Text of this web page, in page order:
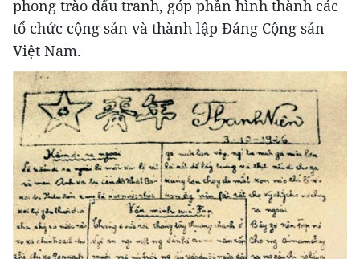
phong trào đấu tranh, góp phần hình thành các
tổ chức cộng sản và thành lập Đảng Cộng sản
Việt Nam.